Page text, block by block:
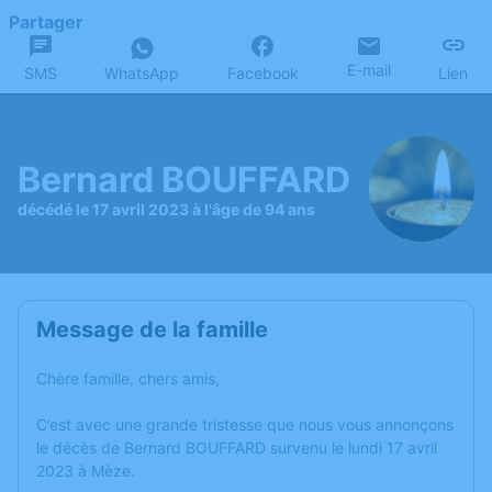
Partager
SMS WhatsApp Facebook E-mail Lien
Bernard BOUFFARD
décédé le 17 avril 2023 à l'âge de 94 ans
Message de la famille
Chère famille, chers amis,
C’est avec une grande tristesse que nous vous annonçons
le décès de Bernard BOUFFARD survenu le lundi 17 avril
2023 à Mèze.